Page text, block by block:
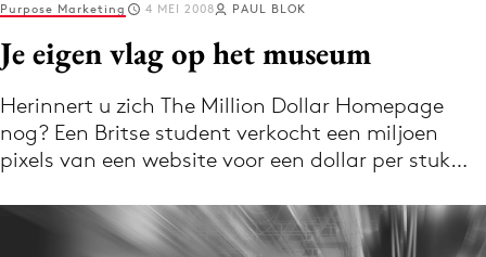
Log in
Download de app
Volg het laatste nieuws via de Adformatie
Nieuws app
Purpose Marketing 4 MEI 2008 PAUL BLOK
Je eigen vlag op het museum
Herinnert u zich The Million Dollar Homepage
nog? Een Britse student verkocht een miljoen
pixels van een website voor een dollar per stuk…